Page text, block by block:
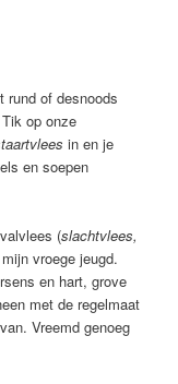
rund of desnoods
op onze
in en je
en soepen
(slachtvlees,
vroege jeugd.
en hart, grove
met de regelmaat
Vreemd genoeg